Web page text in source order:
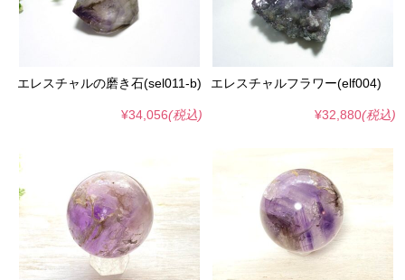
エレスチャルの磨き石(sel011-b)
¥34,056(税込)
エレスチャルフラワー(elf004)
¥32,880(税込)